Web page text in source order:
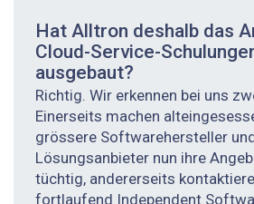
Hat Alltron deshalb das
Cloud-Service-
ausgebaut?
Richtig. Wir erkennen bei uns
Einerseits machen
grössere Softwarehersteller
Lösungsanbieter nun ihre
tüchtig, andererseits
fortlaufend Independent